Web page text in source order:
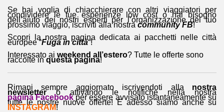
Se hai voglia di chiacchierare con altri viaggiatori per
condividere le tue esperienze low cost o hai bisogno
dell’aiuto dei nostri esperti per l’organizzazione del tuo
prossimo viaggio, iscriviti alla nostracommunity FB!
Scopri la nostra pagina dedicata ai pacchetti nelle città
europee “Fuga in città“!
Interessato ai weekend all’estero? Tutte le offerte sono
raccolte inquesta pagina!
Rimani sempre aggiornato iscrivendoti alla nostra
newslettero attivando le notifiche nella nostra
pagina Facebookper essere avvisato istantaneamente su
tutte le nostre nuove offerte! E adesso siamo anche su
INSTAGRAM!